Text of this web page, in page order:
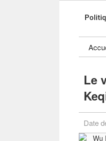
Le
Date